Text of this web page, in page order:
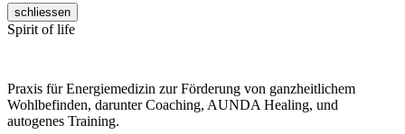
schliessen
Spirit of life
Praxis für Energiemedizin zur Förderung von ganzheitlichem
Wohlbefinden, darunter Coaching, AUNDA Healing, und
autogenes Training.